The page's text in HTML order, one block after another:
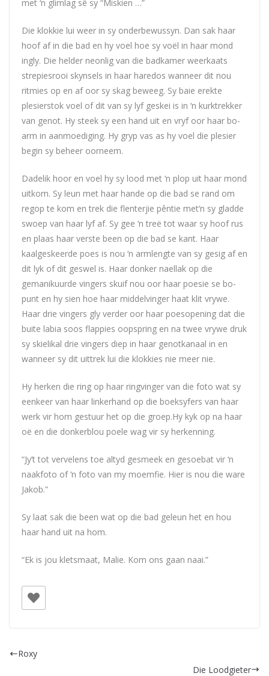
met ‘n glimlag sê sy “Miskien …”
Die klokkie lui weer in sy onderbewussyn. Dan sak haar
hoof af in die bad en hy voel hoe sy voël in haar mond
ingly. Die helder neonlig van die badkamer weerkaats
strepiesrooi skynsels in haar haredos wanneer dit nou
ritmies op en af oor sy skag beweeg. Sy baie erekte
plesierstok voel of dit van sy lyf geskei is in ‘n kurktrekker
van genot. Hy steek sy een hand uit en vryf oor haar bo-
arm in aanmoediging. Hy gryp vas as hy voel die plesier
begin sy beheer oorneem.
Dadelik hoor en voel hy sy lood met ‘n plop uit haar mond
uitkom. Sy leun met haar hande op die bad se rand om
regop te kom en trek die flenterjie pêntie met‘n sy gladde
swoep van haar lyf af. Sy gee ‘n treë tot waar sy hoof rus
en plaas haar verste been op die bad se kant. Haar
kaalgeskeerde poes is nou ‘n armlengte van sy gesig af en
dit lyk of dit geswel is. Haar donker naellak op die
gemanikuurde vingers skuif nou oor haar poesie se bo-
punt en hy sien hoe haar middelvinger haat klit vrywe.
Haar drie vingers gly verder oor haar poesopening dat die
buite labia soos flappies oopspring en na twee vrywe druk
sy skielikal drie vingers diep in haar genotkanaal in en
wanneer sy dit uittrek lui die klokkies nie meer nie.
Hy herken die ring op haar ringvinger van die foto wat sy
eenkeer van haar linkerhand op die boeksyfers van haar
werk vir hom gestuur het op die groep.Hy kyk op na haar
oë en die donkerblou poele wag vir sy herkenning.
“Jy’t tot vervelens toe altyd gesmeek en gesoebat vir ‘n
naakfoto of ‘n foto van my moemfie. Hier is nou die ware
Jakob.”
Sy laat sak die been wat op die bad geleun het en hou
haar hand uit na hom.
“Ek is jou kletsmaat, Malie. Kom ons gaan naai.”
Roxy
Die Loodgieter